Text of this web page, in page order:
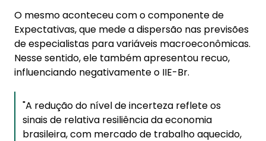
O mesmo aconteceu com o componente de
Expectativas, que mede a dispersão nas previsões
de especialistas para variáveis macroeconômicas.
Nesse sentido, ele também apresentou recuo,
influenciando negativamente o IIE-Br.
"A redução do nível de incerteza reflete os
sinais de relativa resiliência da economia
brasileira, com mercado de trabalho aquecido,